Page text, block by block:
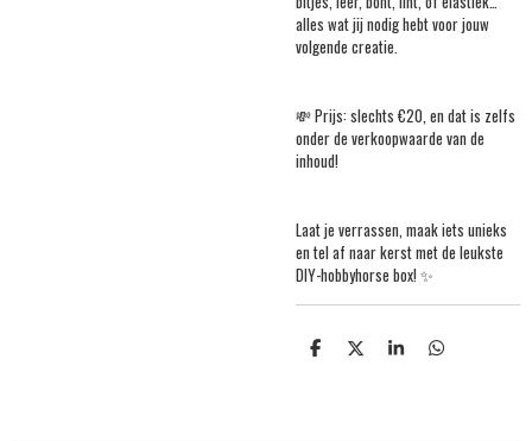
alles wat jij nodig hebt voor jouw
volgende creatie.
💸 Prijs: slechts €20, en dat is zelfs
onder de verkoopwaarde van de
inhoud!
Laat je verrassen, maak iets unieks
en tel af naar kerst met de leukste
DIY-hobbyhorse box! ✨
S S S S